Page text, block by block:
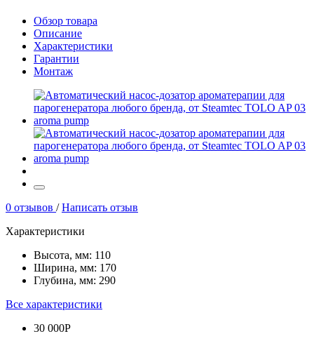
Обзор товара
Описание
Характеристики
Гарантии
Монтаж
0 отзывов /Написать отзыв
Характеристики
Высота, мм: 110
Ширина, мм: 170
Глубина, мм: 290
Все характеристики
30 000Р